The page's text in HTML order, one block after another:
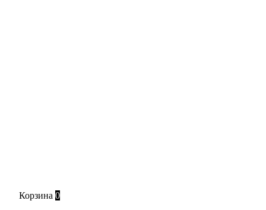
Корзина 0